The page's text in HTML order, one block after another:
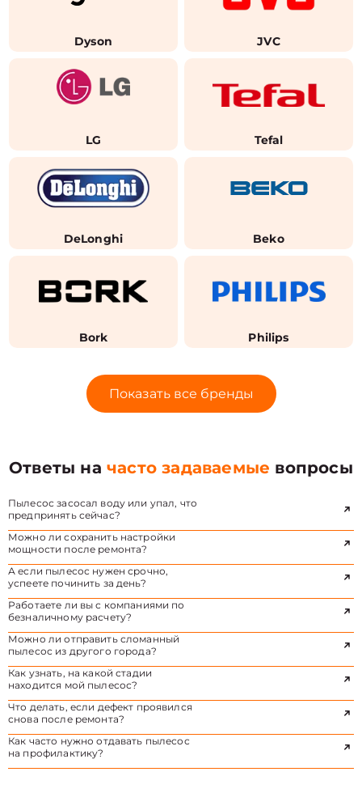
Dyson JVC
LG Tefal
DeLonghi Beko
Bork Philips
Показать все бренды
Ответы начасто задаваемые вопросы
Пылесос засосал воду или упал, что
предпринять сейчас?
Можно ли сохранить настройки
мощности после ремонта?
А если пылесос нужен срочно,
успеете починить за день?
Работаете ли вы с компаниями по
безналичному расчету?
Можно ли отправить сломанный
пылесос из другого города?
Как узнать, на какой стадии
находится мой пылесос?
Что делать, если дефект проявился
снова после ремонта?
Как часто нужно отдавать пылесос
на профилактику?